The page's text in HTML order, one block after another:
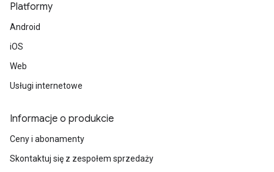
Platformy
Android
iOS
Web
Usługi internetowe
Informacje o produkcie
Ceny i abonamenty
Skontaktuj się z zespołem sprzedaży